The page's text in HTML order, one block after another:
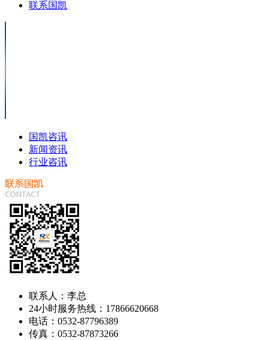
联系国凯
国凯咨讯
新闻资讯
行业咨讯
联系人：李总
24小时服务热线：17866620668
电话：0532-87796389
传真：0532-87873266